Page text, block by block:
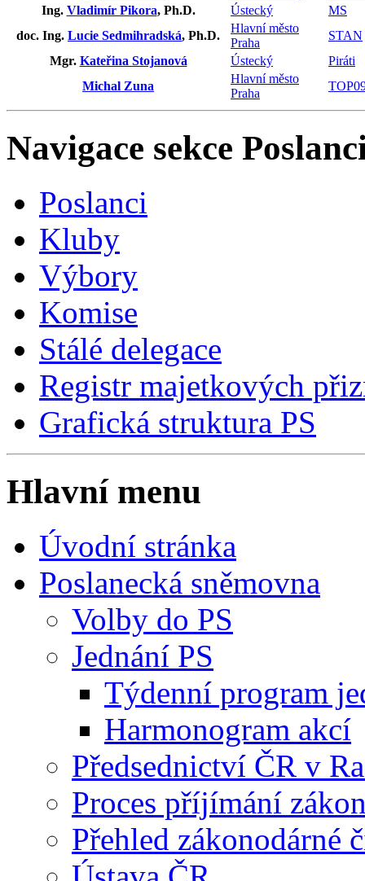
Ing. Vladimír Pikora, Ph.D. Ústecký
MS
doc. Ing. Lucie Sedmihradská, Ph.D.
Hlavní město
Praha
STAN
Mgr. Kateřina Stojanová Ústecký
Piráti
Michal Zuna
Hlavní město
Praha
Navigace sekce
Poslanci
Kluby
Výbory
Komise
Stálé delegace
Registr majetkových
Grafická struktura PS
Hlavní menu
Úvodní stránka
Poslanecká sněmovna
Volby do PS
Jednání PS
Týdenní program
Harmonogram akcí
Předsednictví ČR v
Proces příjímání
Přehled zákonodárné